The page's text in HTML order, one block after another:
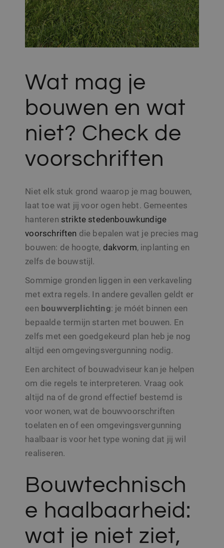
Wat mag je
bouwen en wat
niet? Check de
voorschriften
Niet elk stuk grond waarop je mag bouwen,
laat toe wat jij voor ogen hebt. Gemeentes
hanteren strikte stedenbouwkundige
voorschriften die bepalen wat je precies mag
bouwen: de hoogte, dakvorm, inplanting en
zelfs de bouwstijl.
Sommige gronden liggen in een verkaveling
met extra regels. In andere gevallen geldt er
een bouwverplichting: je móét binnen een
bepaalde termijn starten met bouwen. En
zelfs met een goedgekeurd plan heb je nog
altijd een omgevingsvergunning nodig.
Een architect of bouwadviseur kan je helpen
om die regels te interpreteren. Vraag ook
altijd na of de grond effectief bestemd is
voor wonen, wat de bouwvoorschriften
toelaten en of een omgevingsvergunning
haalbaar is voor het type woning dat jij wil
realiseren.
Bouwtechnisch
e haalbaarheid:
wat je niet ziet,